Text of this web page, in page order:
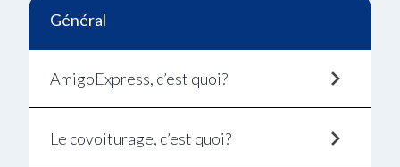
Général
AmigoExpress, c’est quoi?
Le covoiturage, c’est quoi?